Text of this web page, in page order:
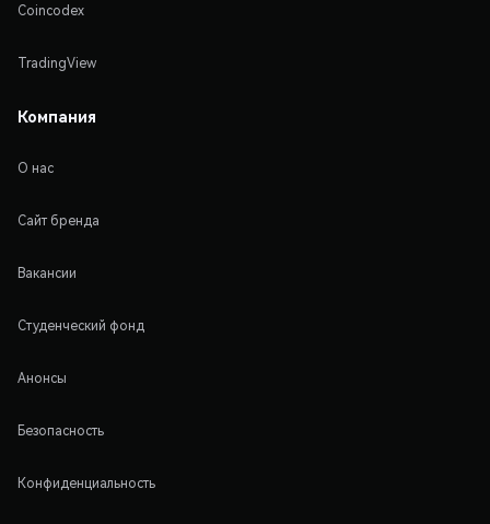
Coincodex
TradingView
Компания
О нас
Сайт бренда
Вакансии
Студенческий фонд
Анонсы
Безопасность
Конфиденциальность